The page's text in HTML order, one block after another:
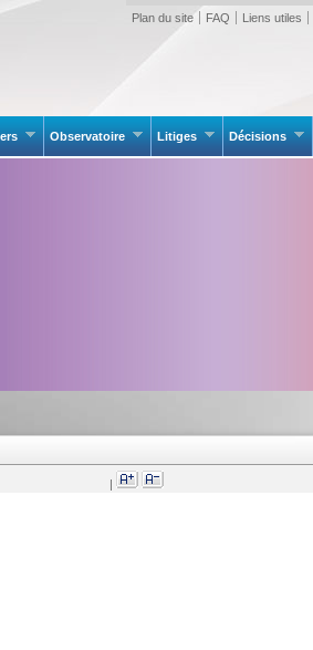
Liens utiles
FAQ
Plan du site
Observatoire Litiges Décisions
|